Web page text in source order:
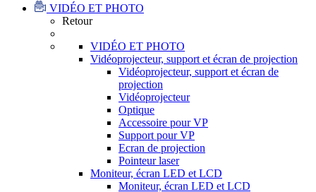
VIDÉO ET PHOTO
Retour
VIDÉO ET PHOTO
Vidéoprojecteur, support et écran de projection
Vidéoprojecteur, support et écran de
projection
Vidéoprojecteur
Optique
Accessoire pour VP
Support pour VP
Ecran de projection
Pointeur laser
Moniteur, écran LED et LCD
Moniteur, écran LED et LCD